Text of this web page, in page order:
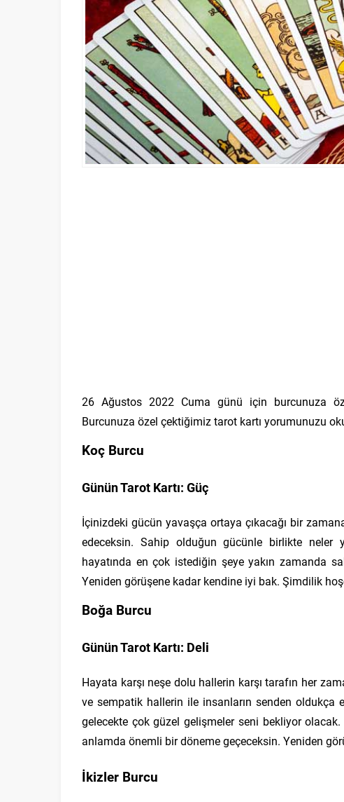
26 Ağustos 2022 Cuma günü için burcunuza
Burcunuza özel çektiğimiz tarot kartı yorumunuzu
Koç Burcu
Günün Tarot Kartı: Güç
İçinizdeki gücün yavaşça ortaya çıkacağı bir
edeceksin. Sahip olduğun gücünle birlikte neler
hayatında en çok istediğin şeye yakın zamanda
Yeniden görüşene kadar kendine iyi bak. Şimdilik
Boğa Burcu
Günün Tarot Kartı: Deli
Hayata karşı neşe dolu hallerin karşı tarafın her
ve sempatik hallerin ile insanların senden oldukça
gelecekte çok güzel gelişmeler seni bekliyor
anlamda önemli bir döneme geçeceksin. Yeniden
İkizler Burcu